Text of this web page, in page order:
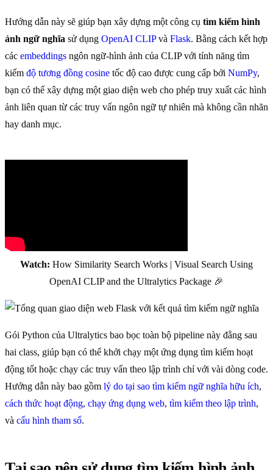
Hướng dẫn này sẽ giúp bạn xây dựng một công cụ tìm kiếm hình
ảnh ngữ nghĩa sử dụng OpenAI CLIPvà Flask. Bằng cách kết hợp
các embeddings ngôn ngữ-hình ảnh của CLIP với tính năng tìm
kiếm độ tương đồng cosine tốc độ cao được cung cấp bởi NumPy,
bạn có thể xây dựng một giao diện web cho phép truy xuất các hình
ảnh liên quan từ các truy vấn ngôn ngữ tự nhiên mà không cần nhãn
hay danh mục.
Watch: How Similarity Search Works | Visual Search Using
OpenAI CLIP and the Ultralytics Package 🎉
Gói Python của Ultralytics bao bọc toàn bộ pipeline này đằng sau
hai class, giúp bạn có thể khởi chạy một ứng dụng tìm kiếm hoạt
động tốt hoặc chạy các truy vấn theo lập trình chỉ với vài dòng code.
Hướng dẫn này bao gồm lý do tại sao tìm kiếm ngữ nghĩa hữu ích,
cách thức hoạt động, chạy ứng dụng web, tìm kiếm theo lập trình,
và cấu hình tham số.